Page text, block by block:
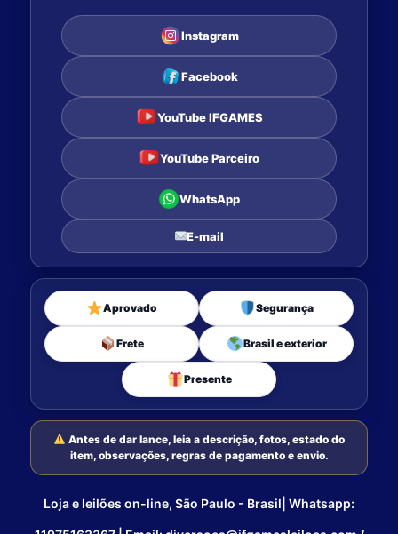
Instagram
Facebook
YouTube IFGAMES
YouTube Parceiro
WhatsApp
E-mail
Aprovado Segurança
Frete Brasil e exterior
Presente
Antes de dar lance, leia a descrição, fotos, estado do
item, observações, regras de pagamento e envio.
Loja e leilões on-line, São Paulo - Brasil| Whatsapp: